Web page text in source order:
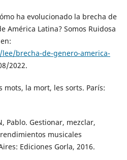
ha evolucionado la brecha de
América Latina? Somos Ruidosa
brecha-de-genero-america-
2022.
mots, la mort, les sorts. París:
Pablo. Gestionar, mezclar,
musicales
Ediciones Gorla, 2016.